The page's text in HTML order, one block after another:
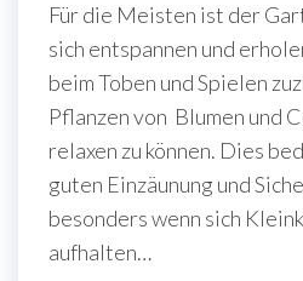
Für die Meisten ist der
sich entspannen und
beim Toben und Spielen
Pflanzen von Blumen und
relaxen zu können. Dies
guten Einzäunung und
besonders wenn sich
aufhalten…